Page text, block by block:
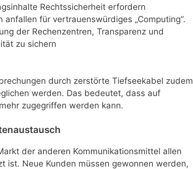
Rechtssicherheit erfordern
anfallen für vertrauenswürdiges „Computing“.
der Rechenzentren, Transparenz und
zu sichern
durch zerstörte Tiefseekabel zudem
werden. Das bedeutet, dass auf
zugegriffen werden kann.
der anderen Kommunikationsmittel allen
ist. Neue Kunden müssen gewonnen werden,